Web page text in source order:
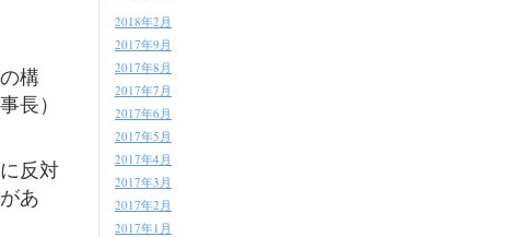
構
長）
反対
あ
2018年2月
2017年9月
2017年8月
2017年7月
2017年6月
2017年5月
2017年4月
2017年3月
2017年2月
2017年1月